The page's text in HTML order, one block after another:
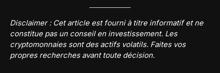
Disclaimer : Cet article est fourni à titre informatif et ne
constitue pas un conseil en investissement. Les
cryptomonnaies sont des actifs volatils. Faites vos
propres recherches avant toute décision.